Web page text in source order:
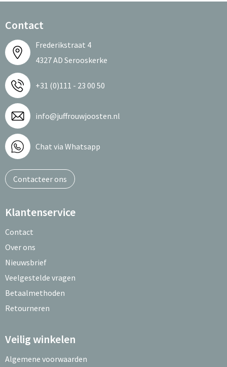
Contact
Frederikstraat 4
4327 AD Serooskerke
+31 (0)111 - 23 00 50
info@juffrouwjoosten.nl
Chat via Whatsapp
Contacteer ons
Klantenservice
Contact
Over ons
Nieuwsbrief
Veelgestelde vragen
Betaalmethoden
Retourneren
Veilig winkelen
Algemene voorwaarden